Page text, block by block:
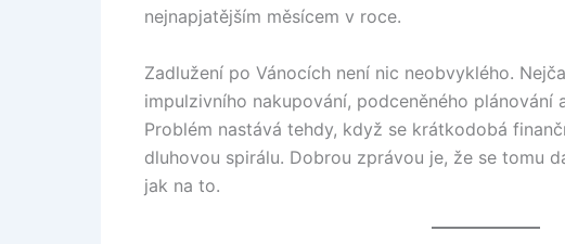
nejnapjatějším měsícem v roce.
Zadlužení po Vánocích není nic neobvyklého.
impulzivního nakupování, podceněného plánování
Problém nastává tehdy, když se krátkodobá
dluhovou spirálu. Dobrou zprávou je, že se tomu
jak na to.